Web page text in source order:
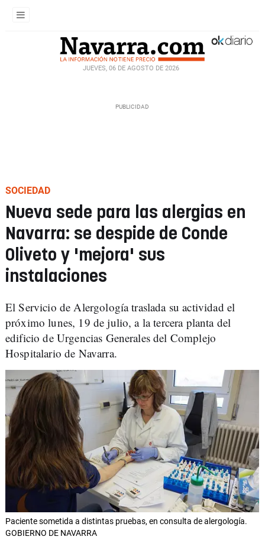
JUEVES, 06 DE AGOSTO DE 2026
SOCIEDAD
Nueva sede para las alergias en
Navarra: se despide de Conde
Oliveto y 'mejora' sus
instalaciones
El Servicio de Alergología traslada su actividad el
próximo lunes, 19 de julio, a la tercera planta del
edificio de Urgencias Generales del Complejo
Hospitalario de Navarra.
Paciente sometida a distintas pruebas, en consulta de alergología.
GOBIERNO DE NAVARRA